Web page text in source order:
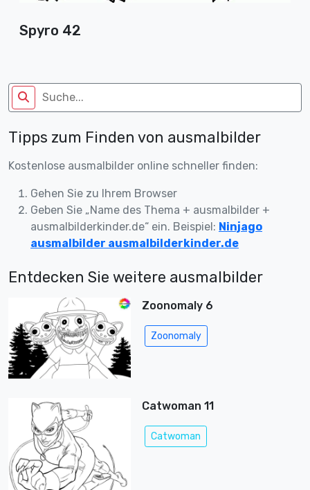
Spyro 42
Tipps zum Finden von ausmalbilder
Kostenlose ausmalbilder online schneller finden:
Gehen Sie zu Ihrem Browser
Geben Sie „Name des Thema + ausmalbilder +
ausmalbilderkinder.de“ ein. Beispiel: Ninjago
ausmalbilder ausmalbilderkinder.de
Entdecken Sie weitere ausmalbilder
Zoonomaly 6
Zoonomaly
Catwoman 11
Catwoman